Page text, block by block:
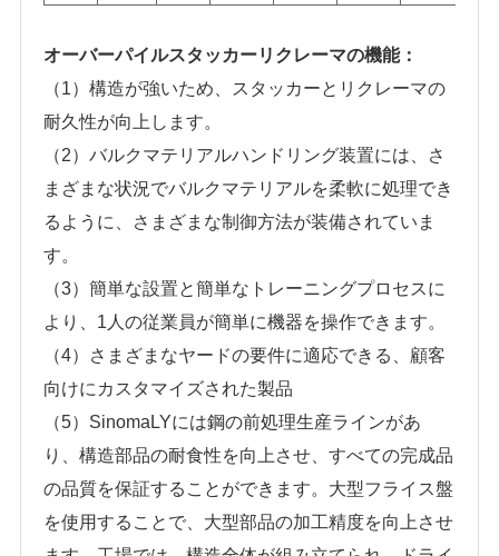
オーバーパイルスタッカーリクレーマの機能：
（1）構造が強いため、スタッカーとリクレーマの
耐久性が向上します。
（2）バルクマテリアルハンドリング装置には、さ
まざまな状況でバルクマテリアルを柔軟に処理でき
るように、さまざまな制御方法が装備されていま
す。
（3）簡単な設置と簡単なトレーニングプロセスに
より、1人の従業員が簡単に機器を操作できます。
（4）さまざまなヤードの要件に適応できる、顧客
向けにカスタマイズされた製品
（5） SinomaLYには鋼の前処理生産ラインがあ
り、構造部品の耐食性を向上させ、すべての完成品
の品質を保証することができます。大型フライス盤
を使用することで、大型部品の加工精度を向上させ